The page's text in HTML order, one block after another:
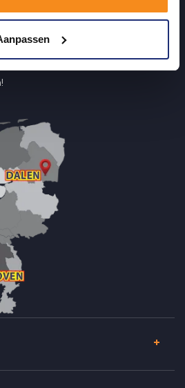
u niet alleen in onze showroom
en sanitair, maar ook via de